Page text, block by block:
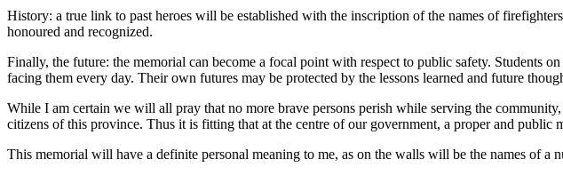
History: a true link to past heroes will be established with the inscription of the names of
honoured and recognized.
Finally, the future: the memorial can become a focal point with respect to public safety. Students
facing them every day. Their own futures may be protected by the lessons learned and future
While I am certain we will all pray that no more brave persons perish while serving the
citizens of this province. Thus it is fitting that at the centre of our government, a proper and public
This memorial will have a definite personal meaning to me, as on the walls will be the names of